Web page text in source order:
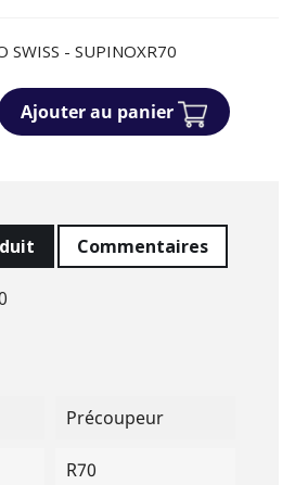
SWISS - SUPINOXR70
Ajouter au panier
Commentaires
Précoupeur
R70